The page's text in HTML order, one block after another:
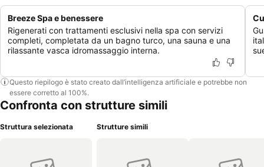
Breeze Spa e benessere
Rigenerati con trattamenti esclusivi nella spa con servizi
completi, completata da un bagno turco, una sauna e una
rilassante vasca idromassaggio interna.
Questo riepilogo è stato creato dall’intelligenza artificiale e potrebbe non
essere corretto al 100%.
Confronta con strutture simili
Struttura selezionata Strutture simili